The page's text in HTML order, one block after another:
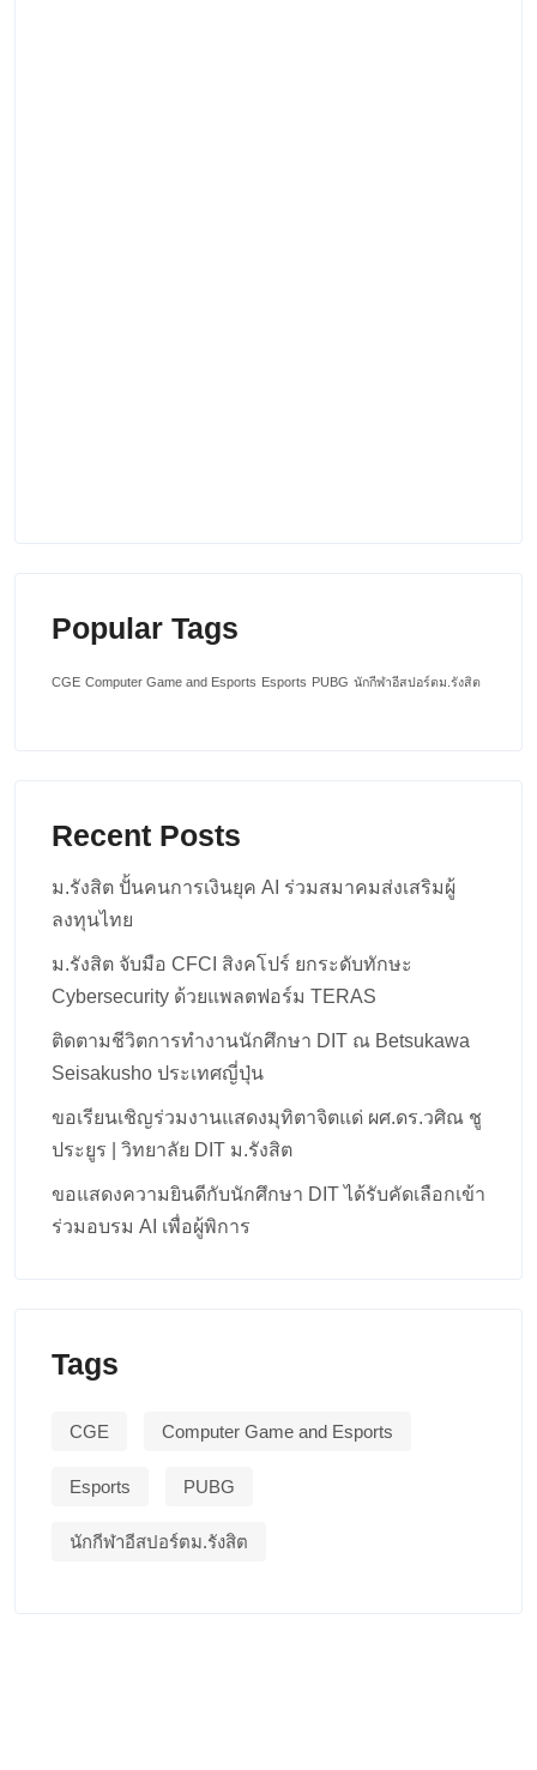
Popular Tags
CGE Computer Game and Esports Esports PUBG นักกีฬาอีสปอร์ตม.รังสิต
Recent Posts
ม.รังสิต ปั้นคนการเงินยุค AI ร่วมสมาคมส่งเสริมผู้
ลงทุนไทย
ม.รังสิต จับมือ CFCI สิงคโปร์ ยกระดับทักษะ
Cybersecurity ด้วยแพลตฟอร์ม TERAS
ติดตามชีวิตการทำงานนักศึกษา DIT ณ Betsukawa
Seisakusho ประเทศญี่ปุ่น
ขอเรียนเชิญร่วมงานแสดงมุทิตาจิตแด่ ผศ.ดร.วศิณ ชู
ประยูร | วิทยาลัย DIT ม.รังสิต
ขอแสดงความยินดีกับนักศึกษา DIT ได้รับคัดเลือกเข้า
ร่วมอบรม AI เพื่อผู้พิการ
Tags
CGE Computer Game and Esports
Esports PUBG
นักกีฬาอีสปอร์ตม.รังสิต